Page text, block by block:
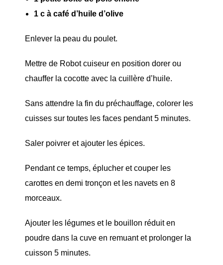
1 c à café d’huile d’olive
Enlever la peau du poulet.
Mettre de Robot cuiseur en position dorer ou
chauffer la cocotte avec la cuillère d’huile.
Sans attendre la fin du préchauffage, colorer les
cuisses sur toutes les faces pendant 5 minutes.
Saler poivrer et ajouter les épices.
Pendant ce temps, éplucher et couper les
carottes en demi tronçon et les navets en 8
morceaux.
Ajouter les légumes et le bouillon réduit en
poudre dans la cuve en remuant et prolonger la
cuisson 5 minutes.